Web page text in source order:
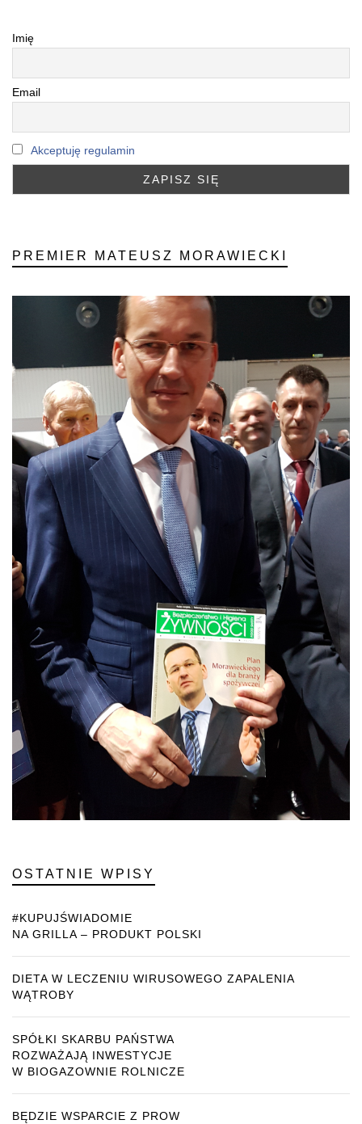
Imię
Email
Akceptuję regulamin
PREMIER MATEUSZ MORAWIECKI
OSTATNIE WPISY
#KUPUJŚWIADOMIE
NA GRILLA – PRODUKT POLSKI
DIETA W LECZENIU WIRUSOWEGO ZAPALENIA
WĄTROBY
SPÓŁKI SKARBU PAŃSTWA
ROZWAŻAJĄ INWESTYCJE
W BIOGAZOWNIE ROLNICZE
BĘDZIE WSPARCIE Z PROW